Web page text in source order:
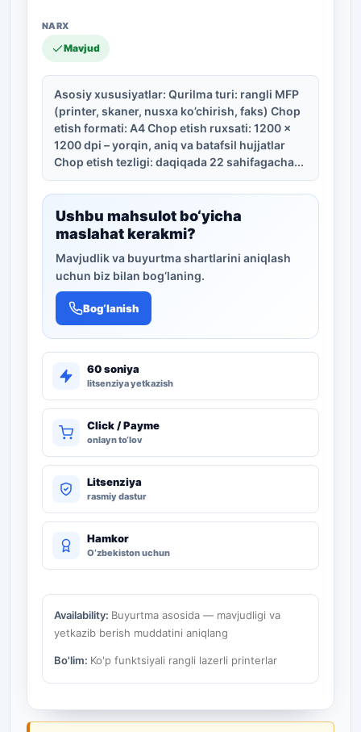
Mavjud
Asosiy xususiyatlar: Qurilma turi: rangli MFP
(printer, skaner, nusxa ko’chirish, faks) Chop
etish formati: A4 Chop etish ruxsati: 1200 x
1200 dpi – yorqin, aniq va batafsil hujjatlar
Chop etish tezligi: daqiqada 22 sahifagacha...
Ushbu mahsulot bo‘yicha
maslahat kerakmi?
Mavjudlik va buyurtma shartlarini aniqlash
uchun biz bilan bog‘laning.
Bog‘lanish
60 soniya
litsenziya yetkazish
Click / Payme
onlayn to‘lov
Litsenziya
rasmiy dastur
Hamkor
O‘zbekiston uchun
Availability: Buyurtma asosida — mavjudligi va
yetkazib berish muddatini aniqlang
Bo'lim: Ko'p funktsiyali rangli lazerli printerlar